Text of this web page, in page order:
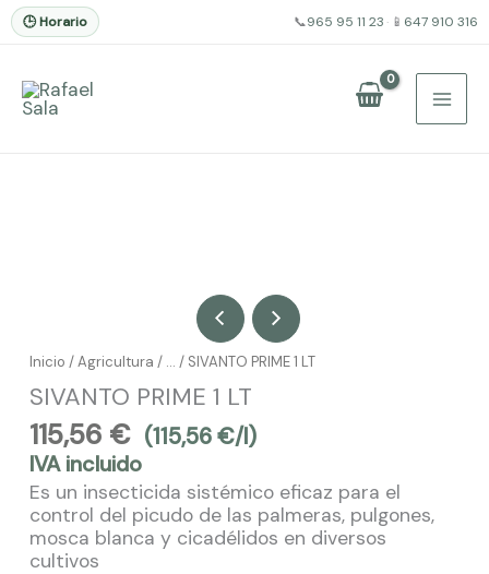
🕒 Horario 📞965 95 11 23 · 📱 647 910 316
contenido
Inicio /Agricultura / … / SIVANTO PRIME 1 LT
SIVANTO PRIME 1 LT
115,56 € (115,56€/l)
IVA incluido
Es un insecticida sistémico eficaz para el
control del picudo de las palmeras, pulgones,
mosca blanca y cicadélidos en diversos
cultivos